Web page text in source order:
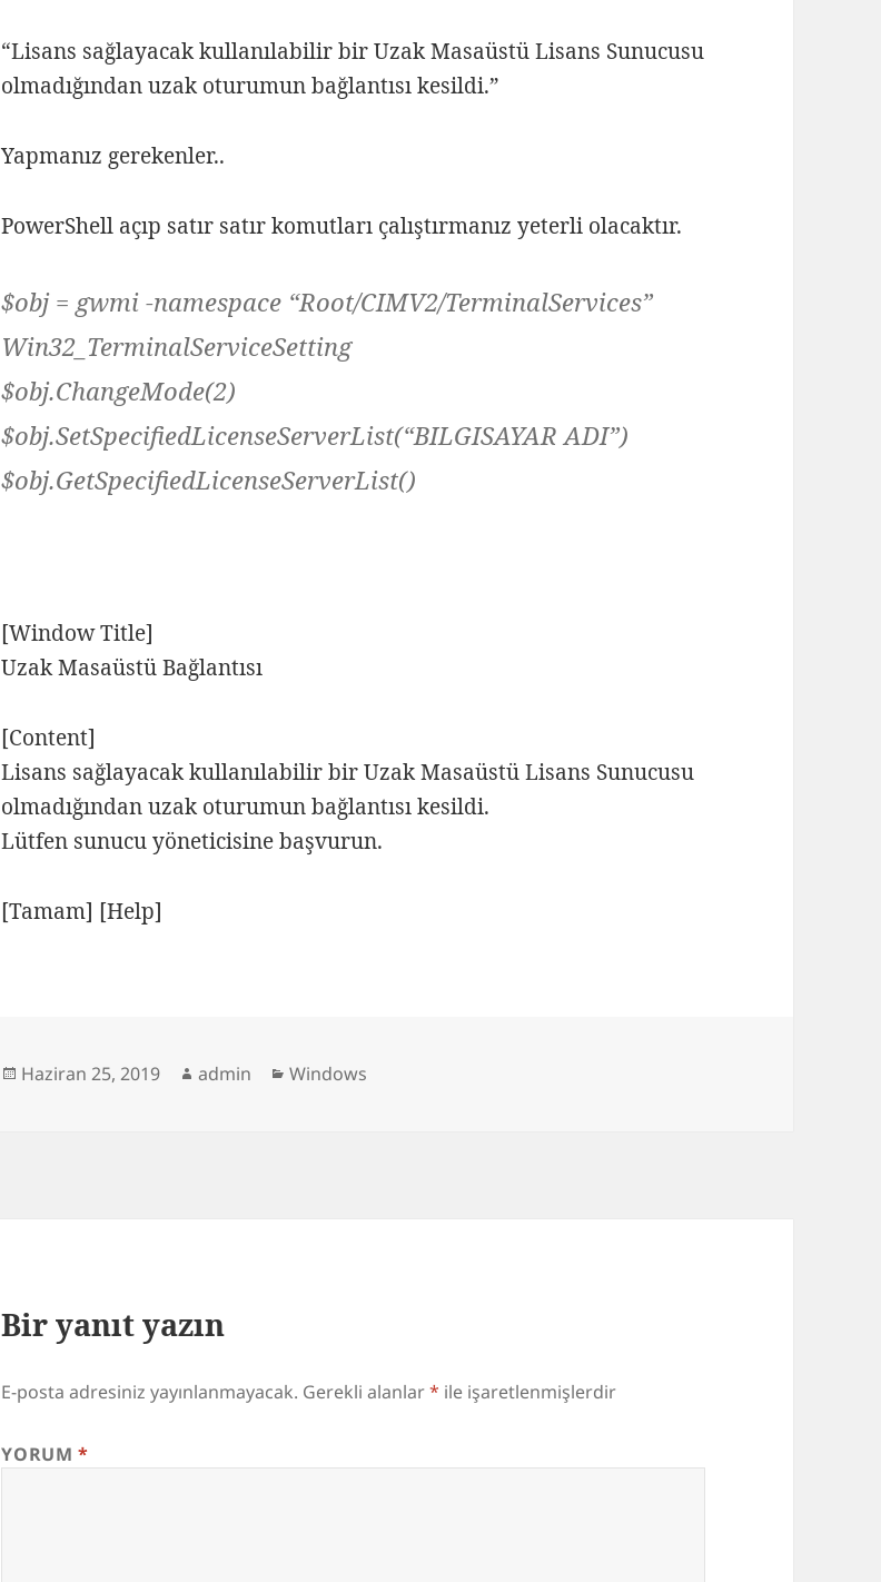
“Lisans sağlayacak kullanılabilir bir Uzak Masaüstü Lisans Sunucusu
olmadığından uzak oturumun bağlantısı kesildi.”
Yapmanız gerekenler..
PowerShell açıp satır satır komutları çalıştırmanız yeterli olacaktır.
$obj = gwmi -namespace “Root/CIMV2/TerminalServices”
Win32_TerminalServiceSetting
$obj.ChangeMode(2)
$obj.SetSpecifiedLicenseServerList(“BILGISAYAR ADI”)
$obj.GetSpecifiedLicenseServerList()
[Window Title]
Uzak Masaüstü Bağlantısı
[Content]
Lisans sağlayacak kullanılabilir bir Uzak Masaüstü Lisans Sunucusu
olmadığından uzak oturumun bağlantısı kesildi.
Lütfen sunucu yöneticisine başvurun.
[Tamam] [Help]
Yayın
Haziran 25, 2019 Yazar
admin Kategoriler
Windows
Bir yanıt yazın
E-posta adresiniz yayınlanmayacak. Gerekli alanlar* ile işaretlenmişlerdir
YORUM*